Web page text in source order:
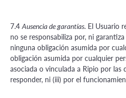
7.4Ausencia de garantías. El Usuario
no se responsabiliza por, ni
ninguna obligación asumida por
obligación asumida por cualquier
asociada o vinculada a Ripio por las
responder, ni (iii) por el